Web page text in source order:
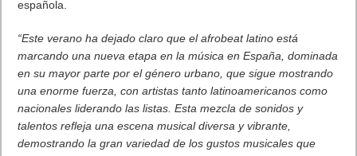
española.
“Este verano ha dejado claro que el afrobeat latino está
marcando una nueva etapa en la música en España, dominada
en su mayor parte por el género urbano, que sigue mostrando
una enorme fuerza, con artistas tanto latinoamericanos como
nacionales liderando las listas. Esta mezcla de sonidos y
talentos refleja una escena musical diversa y vibrante,
demostrando la gran variedad de los gustos musicales que